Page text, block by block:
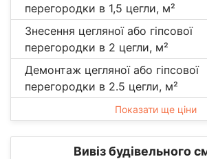
перегородки в 1,5 цегли, м²
Знесення цегляної або гіпсової
перегородки в 2 цегли, м²
Демонтаж цегляної або гіпсової
перегородки в 2.5 цегли, м²
Показати ще ціни
Вивіз будівельного